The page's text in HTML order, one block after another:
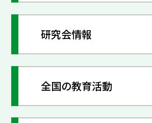
研究会情報
全国の教育活動